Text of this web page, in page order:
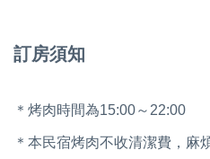
訂房須知
＊烤肉時間為15:00～22:00
＊本民宿烤肉不收清潔費，麻